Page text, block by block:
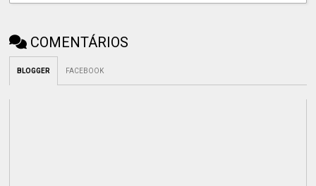
COMENTÁRIOS
BLOGGER FACEBOOK